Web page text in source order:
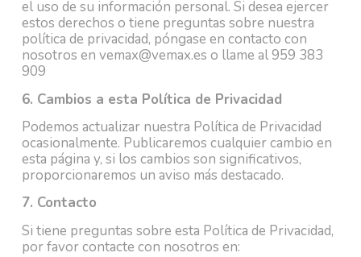
el uso de su información personal. Si desea ejercer
estos derechos o tiene preguntas sobre nuestra
política de privacidad, póngase en contacto con
nosotros en vemax@vemax.es o llame al959 383
909
6. Cambios a esta Política de Privacidad
Podemos actualizar nuestra Política de Privacidad
ocasionalmente. Publicaremos cualquier cambio en
esta página y, si los cambios son significativos,
proporcionaremos un aviso más destacado.
7. Contacto
Si tiene preguntas sobre esta Política de Privacidad,
por favor contacte con nosotros en: